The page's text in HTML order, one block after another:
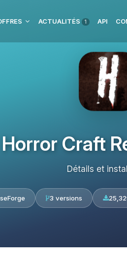
ACTUALITÉS 1 API
Horror Craft
Détails et
3 versions